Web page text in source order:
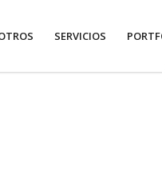
SERVICIOS